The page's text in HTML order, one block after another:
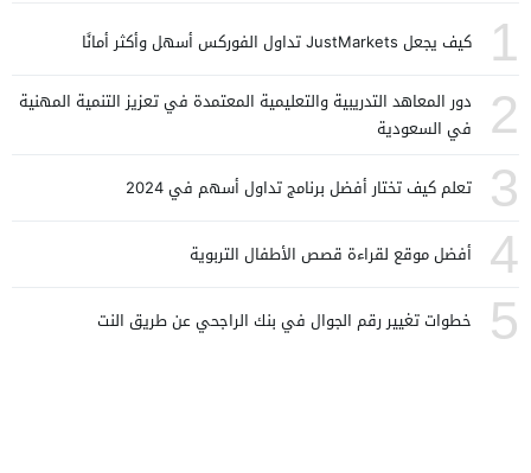
1 كيف يجعل JustMarkets تداول الفوركس أسهل وأكثر أمانًا
2
دور المعاهد التدريبية والتعليمية المعتمدة في تعزيز التنمية المهنية
في السعودية
3 تعلم كيف تختار أفضل برنامج تداول أسهم في 2024
4 أفضل موقع لقراءة قصص الأطفال التربوية
5 خطوات تغيير رقم الجوال في بنك الراجحي عن طريق النت